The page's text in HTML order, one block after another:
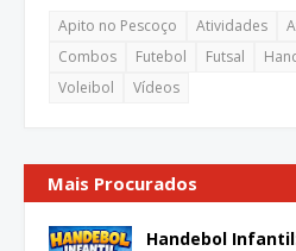
Apito no Pescoço Atividades
Combos
Futebol Futsal
Voleibol
Vídeos
Mais Procurados
Handebol